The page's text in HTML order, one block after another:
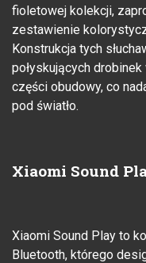
fioletowej kolekcji,
zestawienie
Konstrukcja tych
połyskujących
części obudowy, co
pod światło.
Xiaomi Sound
Xiaomi Sound Play to
Bluetooth, którego